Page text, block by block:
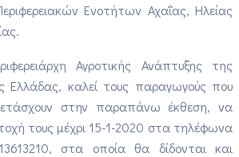
Ενοτήτων Αχαΐας, Ηλείας
Αγροτικής Ανάπτυξης της
Ελλάδας, καλεί τους παραγωγούς που
στην παραπάνω έκθεση, να
τους μέχρι 15-1-2020 στα τηλέφωνα
στα οποία θα δίδονται και